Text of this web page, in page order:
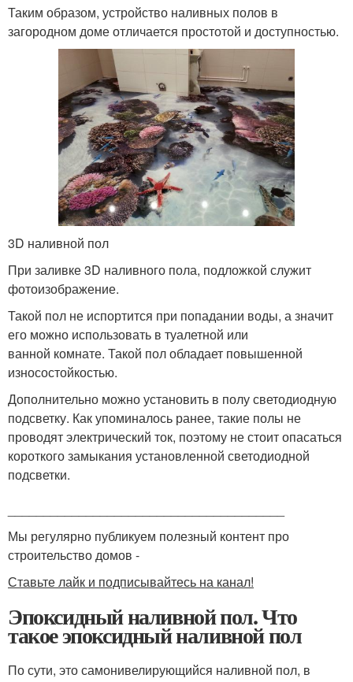
Таким образом, устройство наливных полов в
загородном доме отличается простотой и доступностью.
3D наливной пол
При заливке 3D наливного пола, подложкой служит
фотоизображение.
Такой пол не испортится при попадании воды, а значит
его можно использовать в туалетной или
ванной комнате. Такой пол обладает повышенной
износостойкостью.
Дополнительно можно установить в полу светодиодную
подсветку. Как упоминалось ранее, такие полы не
проводят электрический ток, поэтому не стоит опасаться
короткого замыкания установленной светодиодной
подсветки.
Мы регулярно публикуем полезный контент про
строительство домов -
Ставьте лайк и подписывайтесь на канал!
Эпоксидный наливной пол. Что
такое эпоксидный наливной пол
По сути, это самонивелирующийся наливной пол, в